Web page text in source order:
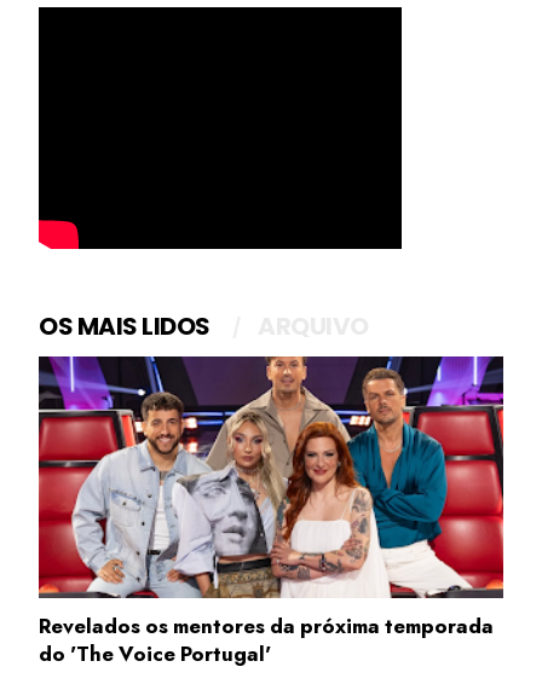
OS MAIS LIDOS
Revelados os mentores da próxima temporada
do 'The Voice Portugal'